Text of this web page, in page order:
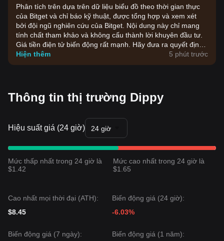
Phân tích trên dựa trên dữ liệu biểu đồ theo thời gian thực
của Bitget và chỉ báo kỹ thuật, được tổng hợp và xem xét
bởi đội ngũ nghiên cứu của Bitget. Nội dung này chỉ mang
tính chất tham khảo và không cấu thành lời khuyên đầu tư.
Giá tiền điện tử biến động rất mạnh. Hãy đưa ra quyết định
đầu tư dựa trên khả năng chấp nhận rủi ro của bản thân.
Hiện thêm 5 phút trước
Thông tin thị trường Dippy
Hiệu suất giá (24 giờ) 24 giờ
Mức thấp nhất trong 24 giờ là
$1.42
Mức cao nhất trong 24 giờ là
$1.65
Cao nhất mọi thời đại (ATH):
$8.45
Biến động giá (24 giờ):
-6.03%
Biến động giá (7 ngày): Biến động giá (1 năm):